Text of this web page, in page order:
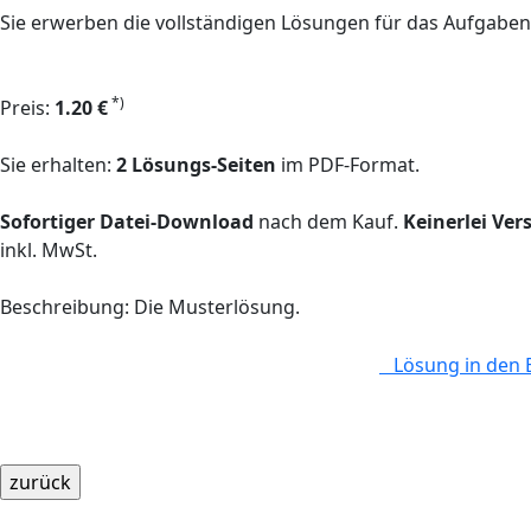
Sie erwerben die vollständigen Lösungen für das
Preis: 1.20 €*)
Sie erhalten: 2 Lösungs-Seiten im PDF-Format.
Sofortiger Datei-Download nach dem Kauf. Keinerlei
inkl. MwSt.
Beschreibung: Die Musterlösung.
Lösung in den